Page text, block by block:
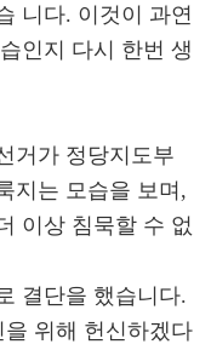
니다. 이것이 과연
인지 다시 한번 생
거가 정당지도부
지는 모습을 보며,
이상 침묵할 수 없
결단을 했습니다.
위해 헌신하겠다